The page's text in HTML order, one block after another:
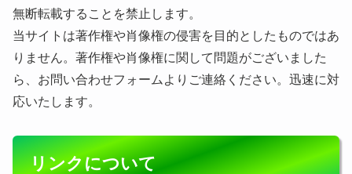
無断転載することを禁止します。
当サイトは著作権や肖像権の侵害を目的としたものではあ
りません。著作権や肖像権に関して問題がございました
ら、お問い合わせフォームよりご連絡ください。迅速に対
応いたします。
リンクについて